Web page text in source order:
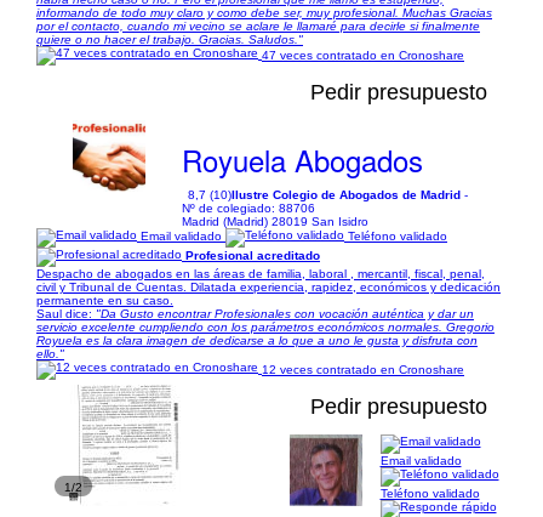
informando de todo muy claro y como debe ser, muy profesional. Muchas Gracias
por el contacto, cuando mi vecino se aclare le llamaré para decirle si finalmente
quiere o no hacer el trabajo. Gracias. Saludos."
47 veces contratado en Cronoshare
Pedir presupuesto
Royuela Abogados
8,7 (10)Ilustre Colegio de Abogados de Madrid-
Nº de colegiado: 88706
Madrid (Madrid) 28019 San Isidro
Email validado
Teléfono validado
Profesional acreditado
Despacho de abogados en las áreas de familia, laboral , mercantil, fiscal, penal,
civil y Tribunal de Cuentas. Dilatada experiencia, rapidez, económicos y dedicación
permanente en su caso.
Saul dice: "Da Gusto encontrar Profesionales con vocación auténtica y dar un
servicio excelente cumpliendo con los parámetros económicos normales. Gregorio
Royuela es la clara imagen de dedicarse a lo que a uno le gusta y disfruta con
ello."
12 veces contratado en Cronoshare
1/2
Pedir presupuesto
Email validado
Teléfono validado